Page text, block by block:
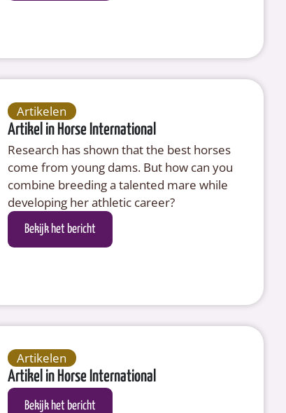
Artikelen
Artikel in Horse International
Research has shown that the best horses
come from young dams. But how can you
combine breeding a talented mare while
developing her athletic career?
Bekijk het bericht
Artikelen
Artikel in Horse International
Bekijk het bericht